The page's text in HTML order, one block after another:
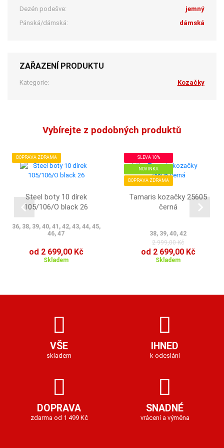
Dezén podešve:
jemný
Pánská/dámská:
dámská
ZAŘAZENÍ PRODUKTU
Kategorie: Kozačky
Vybírejte z podobných produktů
DOPRAVA ZDRAMA
Steel boty 10 dírek
105/106/O black 26
36, 38, 39, 40, 41, 42, 43, 44, 45,
46, 47
od 2 699,00 Kč
Skladem
SLEVA 10%
NOVINKA
DOPRAVA ZDRAMA
Tamaris kozačky 25605
černá
38, 39, 40, 42
2 999,00 Kč
od 2 699,00 Kč
Skladem
VŠE
skladem
IHNED
k odeslání
DOPRAVA
zdarma od 1 499 Kč
SNADNÉ
vrácení a výměna